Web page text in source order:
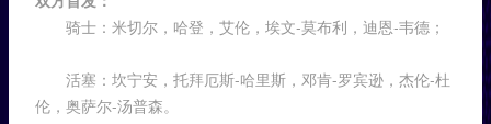
骑士：米切尔，哈登，艾伦，埃文-莫布利，迪恩-韦德；
活塞：坎宁安，托拜厄斯-哈里斯，邓肯-罗宾逊，杰伦-杜
伦，奥萨尔-汤普森。